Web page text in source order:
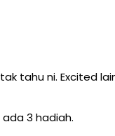
tahu ni. Excited
3 hadiah.